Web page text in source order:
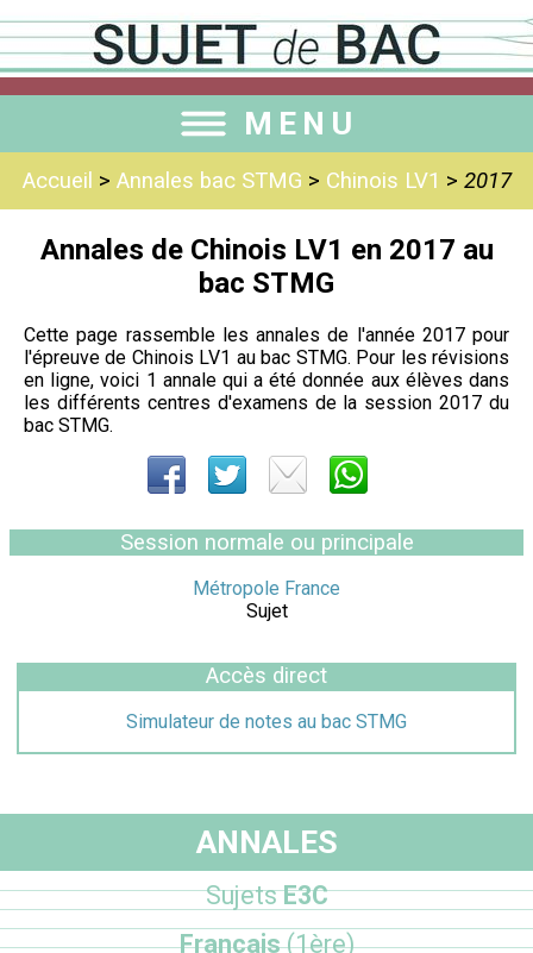
MENU
Accueil > Annales bac STMG > Chinois LV1 > 2017
Annales de Chinois LV1 en 2017 au
bac STMG
Cette page rassemble les annales de l'année 2017 pour
l'épreuve de Chinois LV1 au bac STMG. Pour les révisions
en ligne, voici 1 annale qui a été donnée aux élèves dans
les différents centres d'examens de la session 2017 du
bac STMG.
Session normale ou principale
Métropole France
Sujet
Accès direct
Simulateur de notes au bac STMG
ANNALES
SujetsE3C
Français(1ère)